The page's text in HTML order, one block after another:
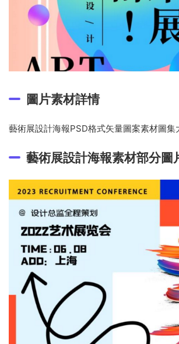
圖片素材詳情
藝術展設計海報PSD格式矢量圖案素材圖集
藝術展設計海報素材部分圖